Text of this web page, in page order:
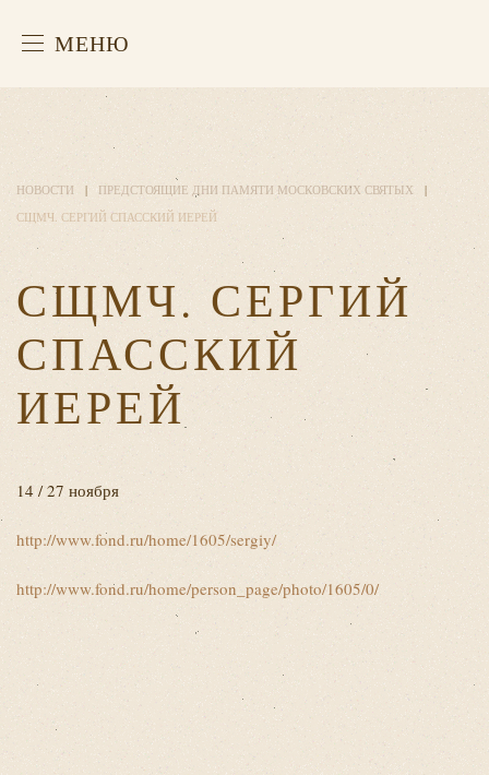
МЕНЮ
НОВОСТИ
ПРЕДСТОЯЩИЕ ДНИ ПАМЯТИ МОСКОВСКИХ СВЯТЫХ
СЩМЧ. СЕРГИЙ СПАССКИЙ ИЕРЕЙ
СЩМЧ. СЕРГИЙ
СПАССКИЙ
ИЕРЕЙ
14 / 27 ноября
http://www.fond.ru/home/1605/sergiy/
http://www.fond.ru/home/person_page/photo/1605/0/